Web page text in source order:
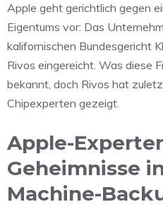
Apple geht gerichtlich gegen
Eigentums vor: Das
kalifornischen Bundesgericht
Rivos eingereicht. Was diese
bekannt, doch Rivos hat
Chipexperten gezeigt.
Apple-
Geheimnisse
Machine-